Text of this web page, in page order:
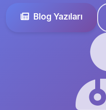
Blog Yazıları